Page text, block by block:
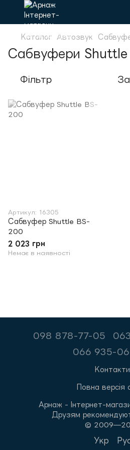
Каталог Автозвук
Сабвуфери Shuttle
Фільтр
Артикул: 16305
Сабвуфер Shuttle BS-
200
2 023 грн
Немає в наявності
098 878-77-05
066 935-
Контакти
Повна версія
Арнаж - Інтернет-
Друзям
©
Укр